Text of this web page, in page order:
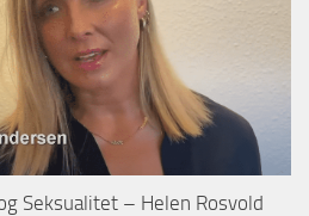
Seksualitet – Helen Rosvold